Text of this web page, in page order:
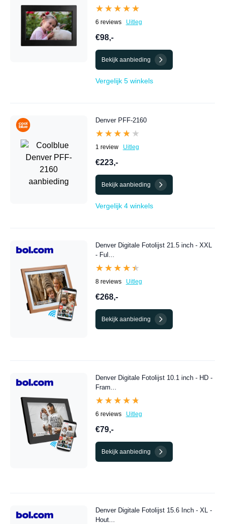
★★★★★
★★★★★
6 reviews Uitleg
€98,-
Bekijk aanbieding
Vergelijk 5 winkels
Denver PFF-2160
★★★★★
★★★★★
1 review Uitleg
€223,-
Bekijk aanbieding
Vergelijk 4 winkels
Denver Digitale Fotolijst 21.5 inch - XXL
- Ful...
★★★★★
★★★★★
8 reviews Uitleg
€268,-
Bekijk aanbieding
Denver Digitale Fotolijst 10.1 inch - HD -
Fram...
★★★★★
★★★★★
6 reviews Uitleg
€79,-
Bekijk aanbieding
Denver Digitale Fotolijst 15.6 Inch - XL -
Hout...